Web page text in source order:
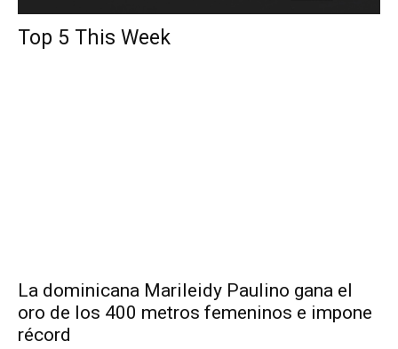
Top 5 This Week
La dominicana Marileidy Paulino gana el
oro de los 400 metros femeninos e impone
récord